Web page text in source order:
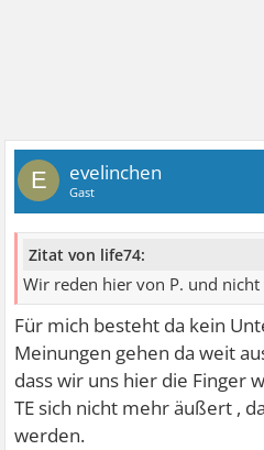
E evelinchen
Gast
Zitat von life74:
Wir reden hier von P. und
Für mich besteht da kein
Meinungen gehen da weit
dass wir uns hier die Finger
TE sich nicht mehr äußert ,
werden.